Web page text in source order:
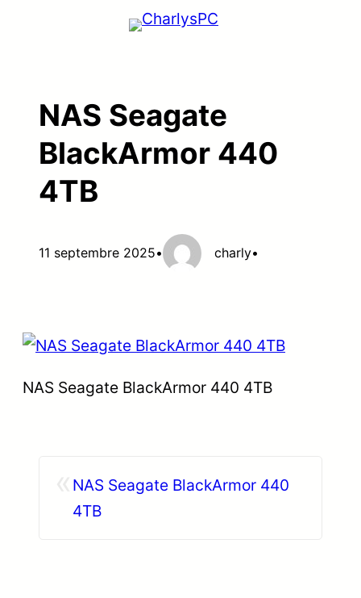
NAS Seagate
BlackArmor 440
4TB
11 septembre 2025• charly•
NAS Seagate BlackArmor 440 4TB
NAS Seagate BlackArmor 440
4TB